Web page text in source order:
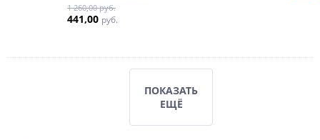
1 260,00 руб.
441,00 руб.
ПОКАЗАТЬ
ЕЩЁ